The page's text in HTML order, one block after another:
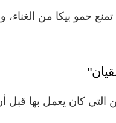
حمو بيكا من
التي كان يعمل بها